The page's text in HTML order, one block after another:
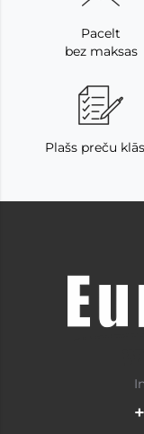
Pacelt
bez maksas
Plašs preču